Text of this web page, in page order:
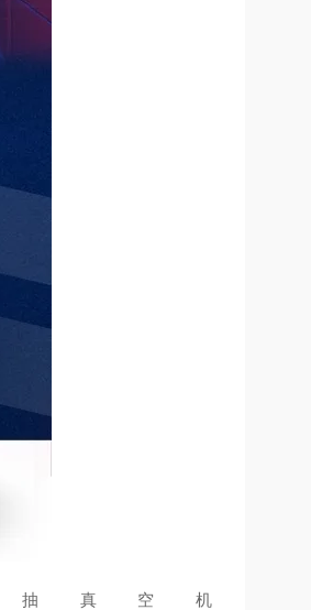
真空机